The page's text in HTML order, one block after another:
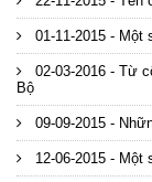
01-11-2015 - Một
02-03-2016 - Từ
Bộ
09-09-2015 -
12-06-2015 - Một